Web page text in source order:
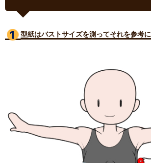
型紙はバストサイズを測ってそれを参考